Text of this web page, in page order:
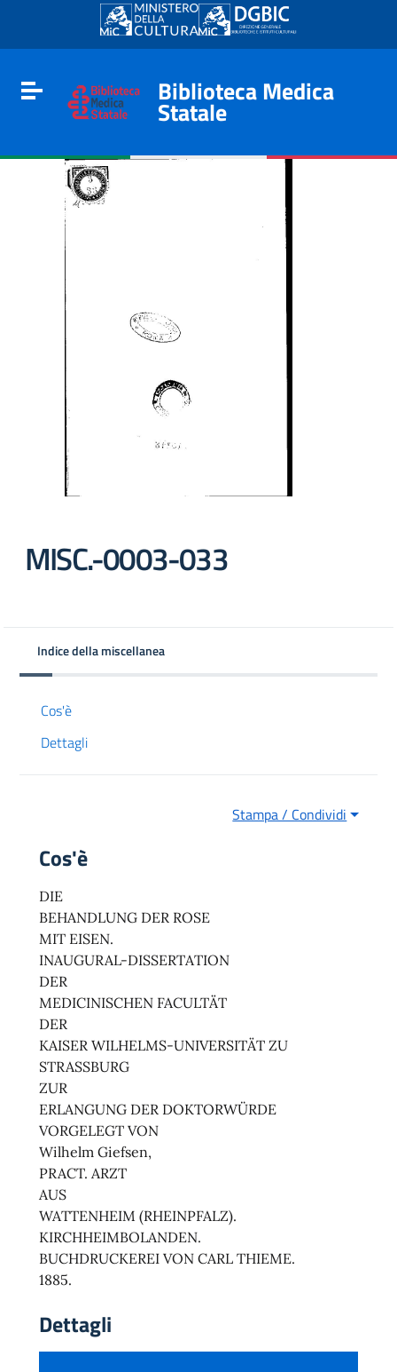
Go to content
Go to the navigation menu
Go to the footer
Toggle navigation
Biblioteca Medica
Statale
MISC.-0003-033
Indice della miscellanea
Cos'è
Dettagli
Stampa / Condividi
Cos'è
DIE
BEHANDLUNG DER ROSE
MIT EISEN.
INAUGURAL-DISSERTATION
DER
MEDICINISCHEN FACULTÄT
DER
KAISER WILHELMS-UNIVERSITÄT ZU
STRASSBURG
ZUR
ERLANGUNG DER DOKTORWÜRDE
VORGELEGT VON
Wilhelm Giefsen,
PRACT. ARZT
AUS
WATTENHEIM (RHEINPFALZ).
KIRCHHEIMBOLANDEN.
BUCHDRUCKEREI VON CARL THIEME.
1885.
Dettagli